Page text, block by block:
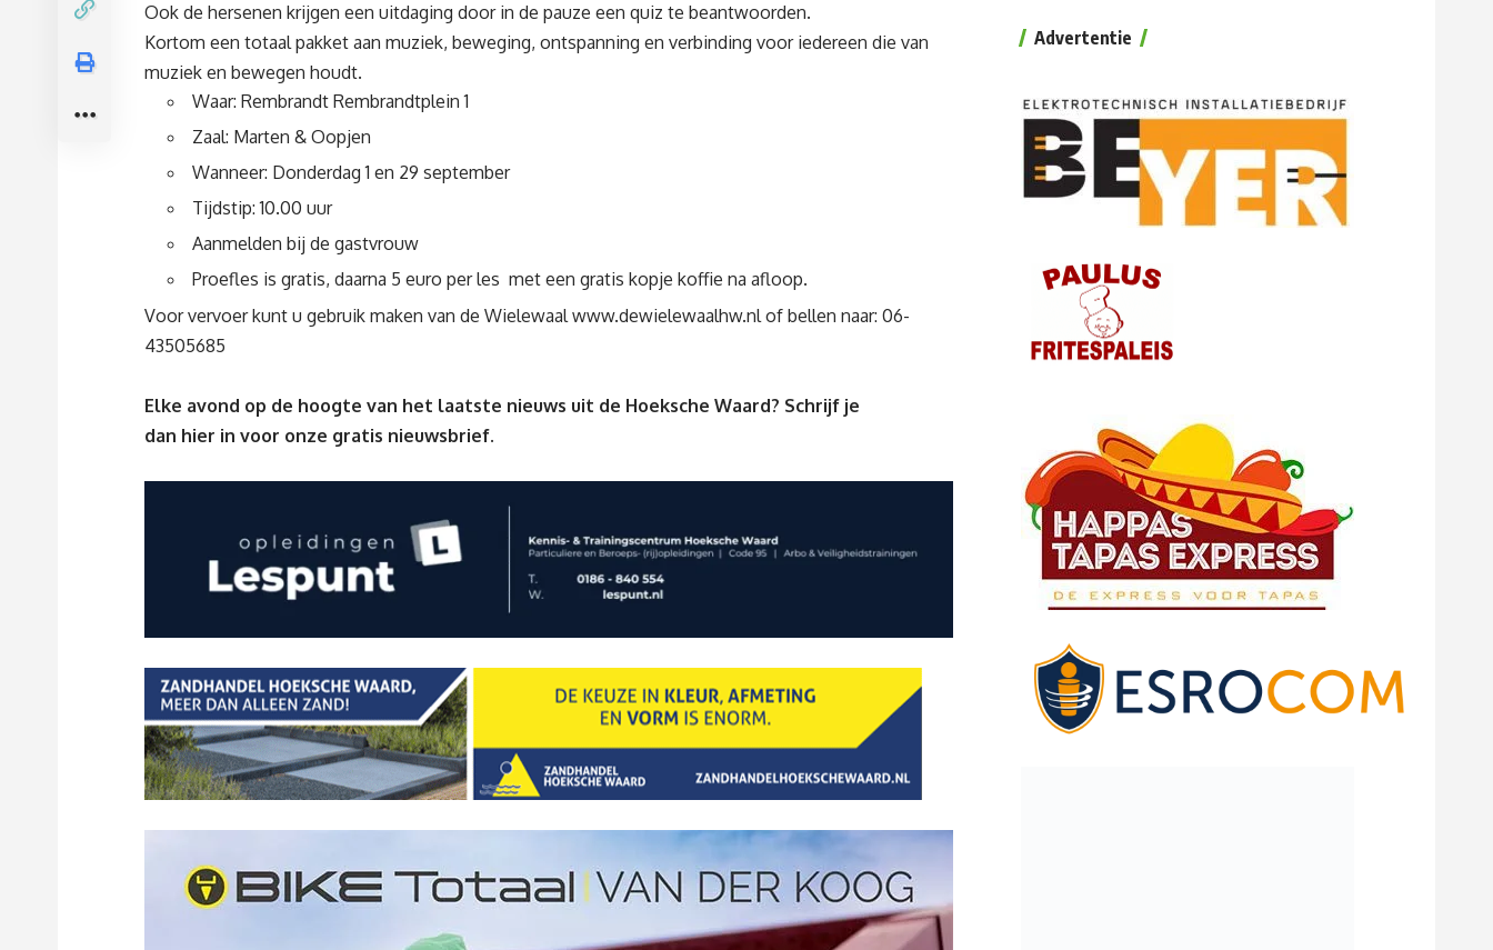
Ook de hersenen krijgen een uitdaging door in de pauze een quiz te beantwoorden.
Kortom een totaal pakket aan muziek, beweging, ontspanning en verbinding voor iedereen die van
muziek en bewegen houdt.
Waar: Rembrandt Rembrandtplein 1
Zaal: Marten & Oopjen
Wanneer: Donderdag 1 en 29 september
Tijdstip: 10.00 uur
Aanmelden bij de gastvrouw
Proefles is gratis, daarna 5 euro per les met een gratis kopje koffie na afloop.
Voor vervoer kunt u gebruik maken van de Wielewaalwww.dewielewaalhw.nlof bellen naar: 06-
43505685
Elke avond op de hoogte van het laatste nieuws uit de Hoeksche Waard? Schrijf je
dan hier in voor onze gratis nieuwsbrief.
Advertentie